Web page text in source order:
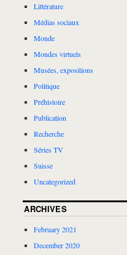
Littérature
Médias sociaux
Monde
Mondes virtuels
Musées, expositions
Politique
Préhistoire
Publication
Recherche
Séries TV
Suisse
Uncategorized
ARCHIVES
February 2021
December 2020